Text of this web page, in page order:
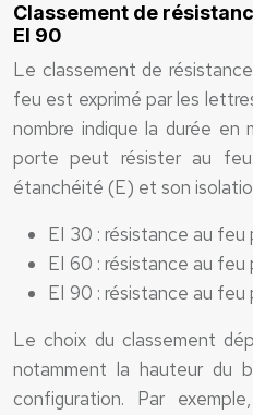
Classement de
EI 90
Le classement de
feu est exprimé par les
nombre indique la durée en
porte peut résister au
étanchéité (E) et son
EI 30 : résistance au
EI 60 : résistance au
EI 90 : résistance au
Le choix du classement
notamment la hauteur du
configuration. Par